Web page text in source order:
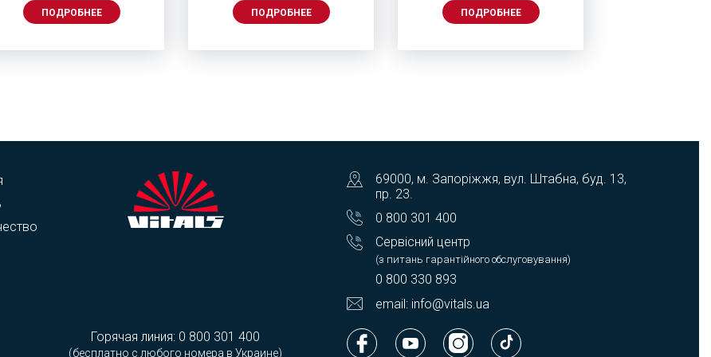
ПОДРОБНЕЕ ПОДРОБНЕЕ ПОДРОБНЕЕ
69000, м. Запоріжжя, вул. Штабна, буд. 13,
пр. 23.
0 800 301 400
Сервісний центр
(з питань гарантійного обслуговування)
0 800 330 893
email: info@vitals.ua
Горячая линия: 0 800 301 400
(бесплатно с любого номера в Украине)